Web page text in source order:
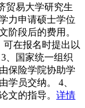
贸易大学研究生
力申请硕士学位
阶段后的费用。
在报名时提出以
、国家统一组织
保险学院协助学
学员交纳。 4、
文的指导。 详情